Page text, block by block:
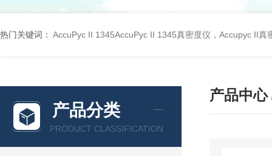
热门关键词： AccuPyc II 1345AccuPyc II 1345真密度仪，Accupyc II真
产品分类
PRODUCT CLASSIFICATION
产品中心